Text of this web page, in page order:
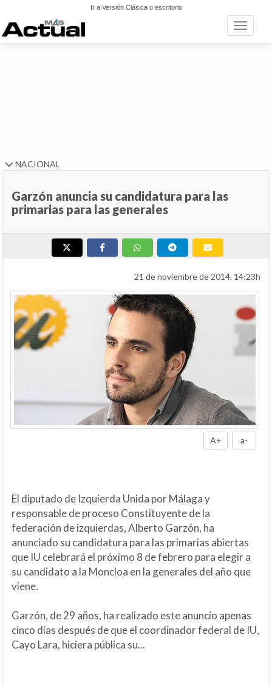
Ir a Versión Clásica o escritorio
Toggle
NACIONAL
Garzón anuncia su candidatura para las
primarias para las generales
21 de noviembre de 2014, 14:23h
A+ a-
El diputado de Izquierda Unida por Málaga y
responsable de proceso Constituyente de la
federación de izquierdas, Alberto Garzón, ha
anunciado su candidatura para las primarias abiertas
que IU celebrará el próximo 8 de febrero para elegir a
su candidato a la Moncloa en la generales del año que
viene.
Garzón, de 29 años, ha realizado este anuncio apenas
cinco días después de que el coordinador federal de IU,
Cayo Lara, hiciera pública su...